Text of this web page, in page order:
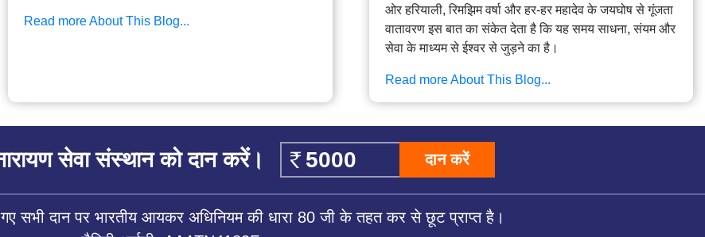
Read more About This Blog...
ओर हरियाली, रिमझिम वर्षा और हर-हर महादेव के जयघोष से गूंजता
वातावरण इस बात का संकेत देता है कि यह समय साधना, संयम और
सेवा के माध्यम से ईश्वर से जुड़ने का है।
Read more About This Blog...
सेवा संस्थान को दान करें। दान करें
गए सभी दान पर भारतीय आयकर अधिनियम की धारा 80 जी के तहत कर से छूट प्राप्त है।